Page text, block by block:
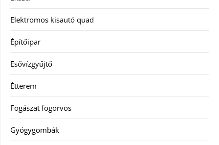
Elektromos kisautó quad
Építőipar
Esővízgyűjtő
Étterem
Fogászat fogorvos
Gyógygombák